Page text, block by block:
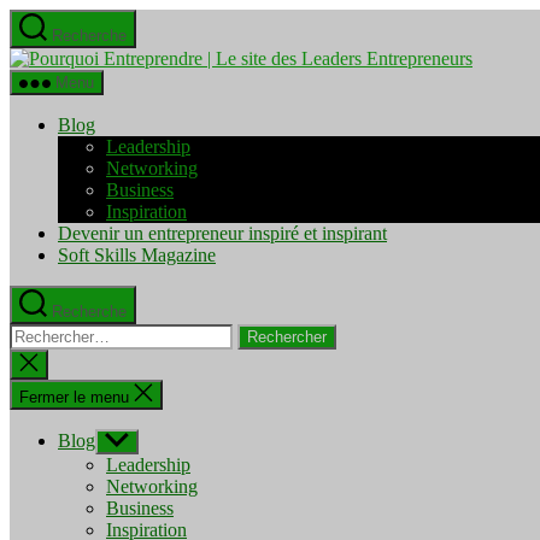
Aller
au
contenu
Recherche
Pourquoi
Menu
Blog
Leadership
Networking
Business
Inspiration
Devenir un entrepreneur inspiré et inspirant
Soft Skills Magazine
Recherche
Rechercher :
Fermer
la
recherche
Fermer le menu
Blog Afficher
le
sous-
menu
Leadership
Networking
Business
Inspiration